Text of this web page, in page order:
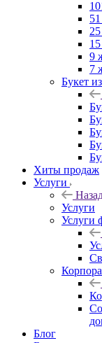
9
7
Букет
Хиты продаж
Услуги
Услуги
Услуги
Блог